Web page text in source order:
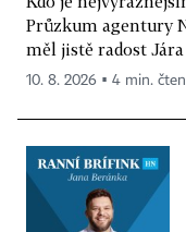
Průzkum agentury
měl jistě radost
10. 8. 2026 ▪ 4 min.